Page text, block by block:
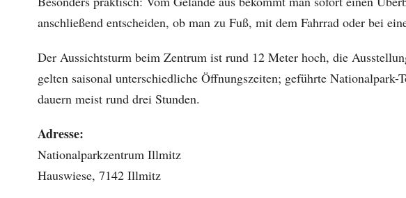
anschließend entscheiden, ob man zu Fuß, mit dem Fahrrad oder bei
Der Aussichtsturm beim Zentrum ist rund 12 Meter hoch, die
gelten saisonal unterschiedliche Öffnungszeiten; geführte Nationalpark-
dauern meist rund drei Stunden.
Adresse:
Nationalparkzentrum Illmitz
Hauswiese, 7142 Illmitz